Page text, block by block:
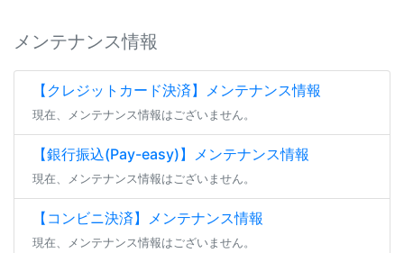
メンテナンス情報
【クレジットカード決済】メンテナンス情報
現在、メンテナンス情報はございません。
【銀行振込(Pay-easy)】メンテナンス情報
現在、メンテナンス情報はございません。
【コンビニ決済】メンテナンス情報
現在、メンテナンス情報はございません。